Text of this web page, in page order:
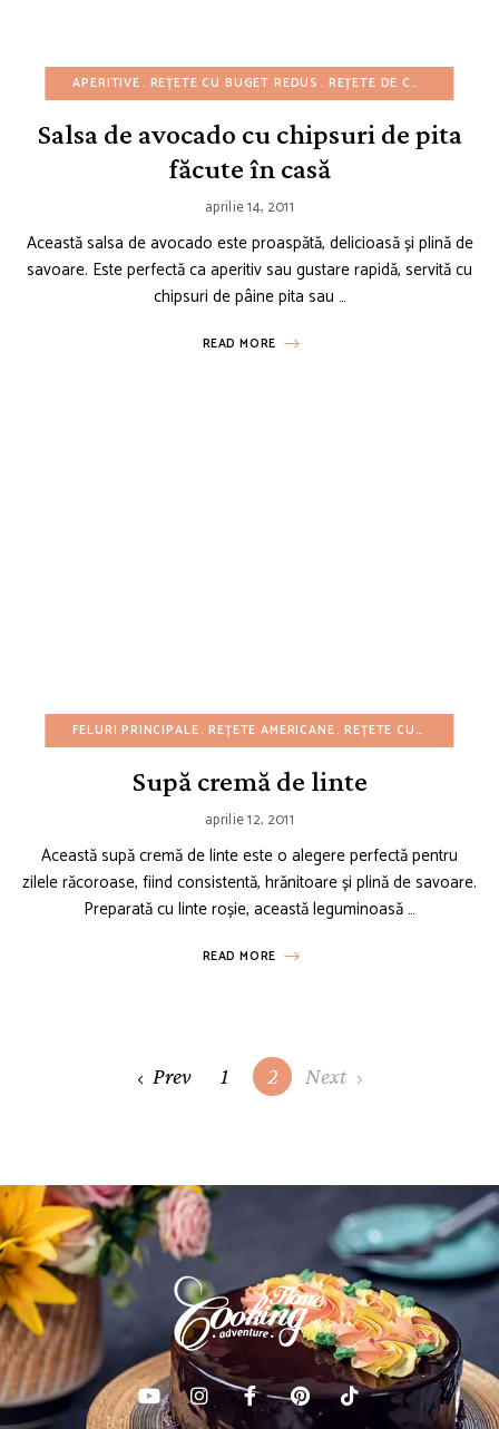
APERITIVE REȚETE CU BUGET REDUS REȚETE DE CRĂCIUN
Salsa de avocado cu chipsuri de pita
făcute în casă
aprilie 14, 2011
Această salsa de avocado este proaspătă, delicioasă și plină de
savoare. Este perfectă ca aperitiv sau gustare rapidă, servită cu
chipsuri de pâine pita sau …
READ MORE
FELURI PRINCIPALE REȚETE AMERICANE REȚETE CU BUGET REDUS
Supă cremă de linte
aprilie 12, 2011
Această supă cremă de linte este o alegere perfectă pentru
zilele răcoroase, fiind consistentă, hrănitoare și plină de savoare.
Preparată cu linte roșie, această leguminoasă …
READ MORE
Prev 1 2 Next